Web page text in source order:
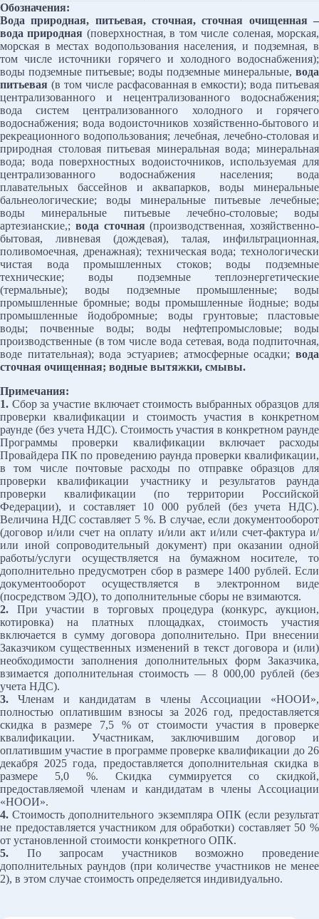
Обозначения:
Вода природная, питьевая, сточная, сточная очищенная –
вода природная (поверхностная, в том числе соленая, морская,
морская в местах водопользования населения, и подземная, в
том числе источники горячего и холодного водоснабжения);
воды подземные питьевые; воды подземные минеральные, вода
питьевая (в том числе расфасованная в емкости); вода питьевая
централизованного и нецентрализованного водоснабжения;
вода систем централизованного холодного и горячего
водоснабжения; вода водоисточников хозяйственно-бытового и
рекреационного водопользования; лечебная, лечебно-столовая и
природная столовая питьевая минеральная вода; минеральная
вода; вода поверхностных водоисточников, используемая для
централизованного водоснабжения населения; вода
плавательных бассейнов и аквапарков, воды минеральные
бальнеологические; воды минеральные питьевые лечебные;
воды минеральные питьевые лечебно-столовые; воды
артезианские,; вода сточная (производственная, хозяйственно-
бытовая, ливневая (дождевая), талая, инфильтрационная,
поливомоечная, дренажная); техническая вода; технологически
чистая вода промышленных стоков; воды подземные
технические; воды подземные теплоэнергетические
(термальные); воды подземные промышленные; воды
промышленные бромные; воды промышленные йодные; воды
промышленные йодобромные; воды грунтовые; пластовые
воды; почвенные воды; воды нефтепромысловые; воды
производственные (в том числе вода сетевая, вода подпиточная,
воде питательная); вода эстуариев; атмосферные осадки; вода
сточная очищенная; водные вытяжки, смывы.
Примечания:
1. Сбор за участие включает стоимость выбранных образцов для
проверки квалификации и стоимость участия в конкретном
раунде (без учета НДС). Стоимость участия в конкретном раунде
Программы проверки квалификации включает расходы
Провайдера ПК по проведению раунда проверки квалификации,
в том числе почтовые расходы по отправке образцов для
проверки квалификации участнику и результатов раунда
проверки квалификации (по территории Российской
Федерации), и составляет 10 000 рублей (без учета НДС).
Величина НДС составляет 5 %. В случае, если документооборот
(договор и/или счет на оплату и/или акт и/или счет-фактура и/
или иной сопроводительный документ) при оказании одной
работы/услуги осуществляется на бумажном носителе, то
дополнительно предусмотрен сбор в размере 1400 рублей. Если
документооборот осуществляется в электронном виде
(посредством ЭДО), то дополнительные сборы не взимаются.
2. При участии в торговых процедура (конкурс, аукцион,
котировка) на платных площадках, стоимость участия
включается в сумму договора дополнительно. При внесении
Заказчиком существенных изменений в текст договора и (или)
необходимости заполнения дополнительных форм Заказчика,
взимается дополнительная стоимость — 8 000,00 рублей (без
учета НДС).
3. Членам и кандидатам в члены Ассоциации «НООИ»,
полностью оплатившим взносы за 2026 год, предоставляется
скидка в размере 7,5 % от стоимости участия в проверке
квалификации. Участникам, заключившим договор и
оплатившим участие в программе проверке квалификации до 26
декабря 2025 года, предоставляется дополнительная скидка в
размере 5,0 %. Скидка суммируется со скидкой,
предоставляемой членам и кандидатам в члены Ассоциации
«НООИ».
4. Стоимость дополнительного экземпляра ОПК (если результат
не предоставляется участником для обработки) составляет 50 %
от установленной стоимости конкретного ОПК.
5. По запросам участников возможно проведение
дополнительных раундов (при количестве участников не менее
2), в этом случае стоимость определяется индивидуально.